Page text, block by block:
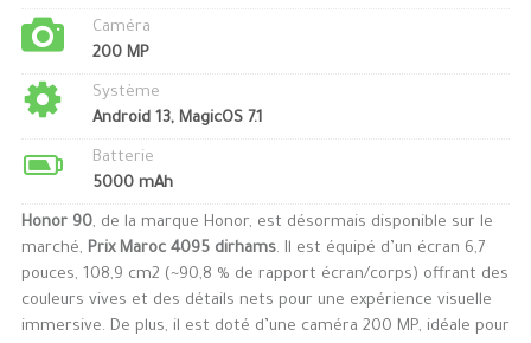
Caméra
200 MP
Système
Android 13, MagicOS 7.1
Batterie
5000 mAh
Honor 90, de la marque Honor, est désormais disponible sur le
marché, Prix Maroc 4095 dirhams. Il est équipé d’un écran 6,7
pouces, 108,9 cm2 (~90,8 % de rapport écran/corps) offrant des
couleurs vives et des détails nets pour une expérience visuelle
immersive. De plus, il est doté d’une caméra 200 MP, idéale pour